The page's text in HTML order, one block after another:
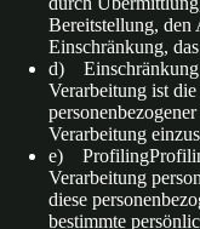
Bereitstellung, den
Einschränkung,
d) Einschränkung
Verarbeitung ist
Verarbeitung
e)
Verarbeitung
diese
bestimmte